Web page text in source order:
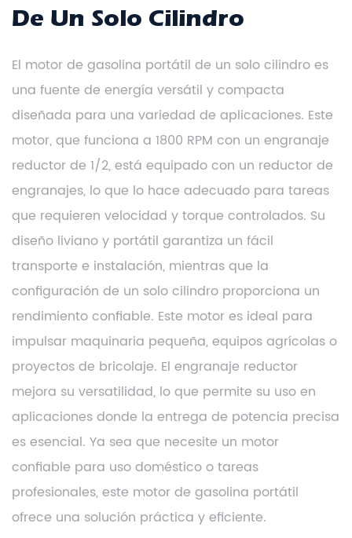
De Un Solo Cilindro
El motor de gasolina portátil de un solo cilindro es
una fuente de energía versátil y compacta
diseñada para una variedad de aplicaciones. Este
motor, que funciona a 1800 RPM con un engranaje
reductor de 1/2, está equipado con un reductor de
engranajes, lo que lo hace adecuado para tareas
que requieren velocidad y torque controlados. Su
diseño liviano y portátil garantiza un fácil
transporte e instalación, mientras que la
configuración de un solo cilindro proporciona un
rendimiento confiable. Este motor es ideal para
impulsar maquinaria pequeña, equipos agrícolas o
proyectos de bricolaje. El engranaje reductor
mejora su versatilidad, lo que permite su uso en
aplicaciones donde la entrega de potencia precisa
es esencial. Ya sea que necesite un motor
confiable para uso doméstico o tareas
profesionales, este motor de gasolina portátil
ofrece una solución práctica y eficiente.